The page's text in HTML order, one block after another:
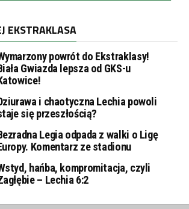
EKSTRAKLASA
powrót do Ekstraklasy!
Gwiazda lepsza od GKS-u
i chaotyczna Lechia powoli
się przeszłością?
Legia odpada z walki o Ligę
Komentarz ze stadionu
hańba, kompromitacja, czyli
– Lechia 6:2